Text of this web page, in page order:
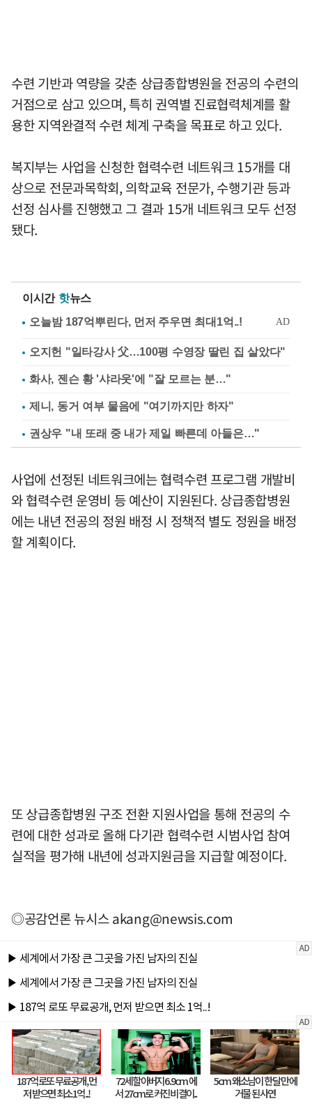
수련 기반과 역량을 갖춘 상급종합병원을 전공의 수련의
거점으로 삼고 있으며, 특히 권역별 진료협력체계를 활
용한 지역완결적 수련 체계 구축을 목표로 하고 있다.
복지부는 사업을 신청한 협력수련 네트워크 15개를 대
상으로 전문과목학회, 의학교육 전문가, 수행기관 등과
선정 심사를 진행했고 그 결과 15개 네트워크 모두 선정
됐다.
이시간 핫뉴스
오지헌 "일타강사 父…100평 수영장 딸린 집 살았다"
화사, 젠슨 황 '샤라웃'에 "잘 모르는 분…"
제니, 동거 여부 물음에 "여기까지만 하자"
권상우 "내 또래 중 내가 제일 빠른데 아들은…"
사업에 선정된 네트워크에는 협력수련 프로그램 개발비
와 협력수련 운영비 등 예산이 지원된다. 상급종합병원
에는 내년 전공의 정원 배정 시 정책적 별도 정원을 배정
할 계획이다.
또 상급종합병원 구조 전환 지원사업을 통해 전공의 수
련에 대한 성과로 올해 다기관 협력수련 시범사업 참여
실적을 평가해 내년에 성과지원금을 지급할 예정이다.
◎공감언론 뉴시스akang@newsis.com